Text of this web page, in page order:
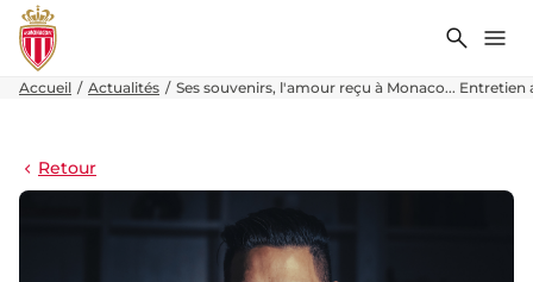
Accueil Actualités Ses souvenirs, l'amour reçu à Monaco... Entretien
Retour